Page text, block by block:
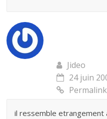
Jideo
24 juin
Permalink
il ressemble etrangement